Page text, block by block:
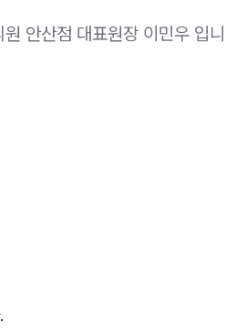
안산점 대표원장 이민우 입